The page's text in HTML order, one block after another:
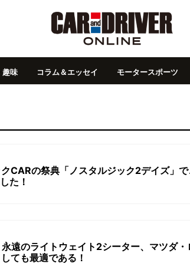
趣味 コラム＆エッセイ モータースポーツ
クCARの祭典「ノスタルジック2デイズ」
た！
遠のライトウェイト2シーター、マツダ・
ても最適である！